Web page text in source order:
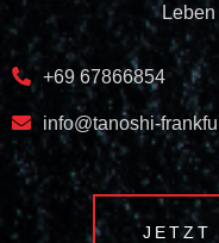
+69 67866854
info@tanoshi-
JETZT